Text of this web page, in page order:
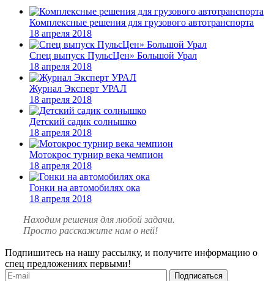
Комплексные решения для грузового автотранспорта
18 апреля 2018
Спец выпуск ПульсЦен» Большой Урал
18 апреля 2018
Журнал Эксперт УРАЛ
18 апреля 2018
Детский садик солнышко
18 апреля 2018
Мотокрос турнир века чемпион
18 апреля 2018
Гонки на автомобилях ока
18 апреля 2018
Находим решения для любой задачи.
Просто расскажите нам о ней!
Подпишитесь на нашу рассылку, и получите информацию о
спец предложениях первыми!